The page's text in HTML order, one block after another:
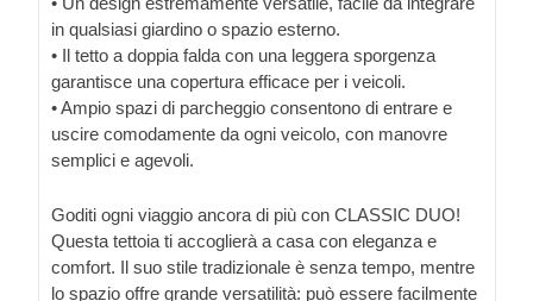
in qualsiasi giardino o spazio esterno.
• Il tetto a doppia falda con una leggera sporgenza
garantisce una copertura efficace per i veicoli.
• Ampio spazi di parcheggio consentono di entrare e
uscire comodamente da ogni veicolo, con manovre
semplici e agevoli.
Goditi ogni viaggio ancora di più con CLASSIC DUO!
Questa tettoia ti accoglierà a casa con eleganza e
comfort. Il suo stile tradizionale è senza tempo, mentre
lo spazio offre grande versatilità: può essere facilmente